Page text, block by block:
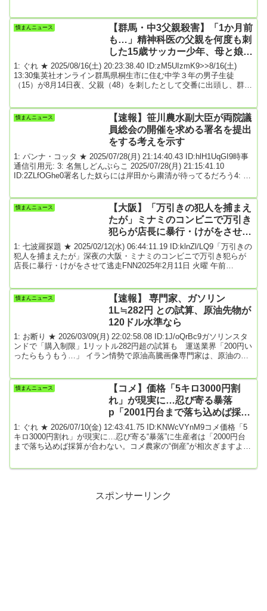
か。***異例の立件報道関係者は11月9日、まさかの日曜日の逮捕に朝
から慌てふためいた。「どこの報道機関も、兵庫県警の発表を受け
憤まんニュース
【群馬・中3父親殺害】「1か月前
も…」精神科医の父親を何度も刺
した15歳サッカー少年、母と娘の
帰省中に起きた悲劇「まだ新築な
のに…」
1: ぐれ ★ 2025/08/16(土) 20:23:38.40 ID:zM5UIzmK9>>8/16(土)
13:30集英社オンライン群馬県桐生市に住む中学３年の男子生徒
（15）が8月14日夜、父親（48）を刺したとして交番に出頭し、群馬
のが見つかった。この家では約1か月前にも警察が出動する騒ぎが起
きており、警察は父子間に事件につながる問題がなかったか慎重に
憤まんニュース
【速報】笹川農水副大臣が両院議
員総会の開催を求める署名を提出
をする考えを示す
1: パンナ・コッタ ★ 2025/07/28(月) 21:14:40.43 ID:hlH1UqGI9時事
通信引用元: 3: 名無しどんぶらこ 2025/07/28(月) 21:15:41.10
ID:2ZLfOGhe0署名した奴らには岸田から粛清が待ってるだろう4: 名
21:17:14.99 ID:IO48/H/z...
憤まんニュース
【大阪】「万引きの犯人を捕まえ
たが」ミナミのコンビニで万引き
犯らが店長に暴行・けがをさせて
逃走
1: 七波羅探題 ★ 2025/02/12(水) 06:44:11.19 ID:klnZl/LQ9「万引きの
犯人を捕まえたが」深夜の大阪・ミナミのコンビニで万引き犯らが
店長に暴行・けがをさせて逃走FNN2025年2月11日 火曜 午前
受け、けがをする事件がありました。10日午後11時半ごろ、大阪市
中央区道頓堀1丁目のコンビニエンスストアの店長から警察に、「万
憤まんニュース
【速報】 専門家、ガソリン
1L≒282円 との試算、原油先物が
120ドル水準なら
1: お断り ★ 2026/03/09(月) 22:02:58.08 ID:1J/oQrBc9ガソリンスタ
ンドで「購入制限」1リットル282円超の試算も 運送業界「200円い
ったらもうもう…」 イラン情勢で原油高騰画像専門家は、原油の先
ブ・エコノミスト「ガソリン価格が3か月～4か月ぐらい経ってから
上がってくるが、夏前頃に上がってくる。日本の弱さみたいなもの
憤まんニュース
【コメ】価格「5キロ3000円割
れ」が現実に…忍び寄る暴落
p「2001円台まで落ち込めば採算
が合わない。コメ農家の倒産が相
次ぎますよ」★6
1: ぐれ ★ 2026/07/10(金) 12:43:41.75 ID:KNWcVYnM9コメ価格「5
キロ3000円割れ」が現実に…忍び寄る“暴落”に生産者は「2000円台
まで落ち込めば採算が合わない。コメ農家の“倒産”が相次ぎますよ」
スポンサーリンク